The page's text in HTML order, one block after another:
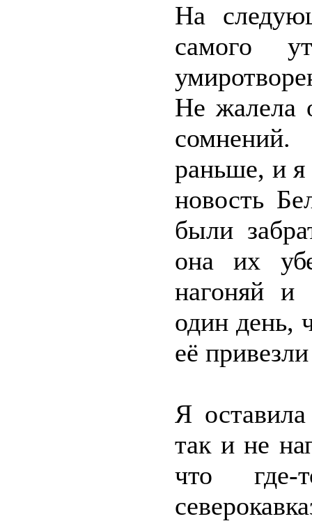
На
самого
Не жалела
раньше, и я
новость
были
она их
нагоняй и
один день,
её
Я
так и не
что